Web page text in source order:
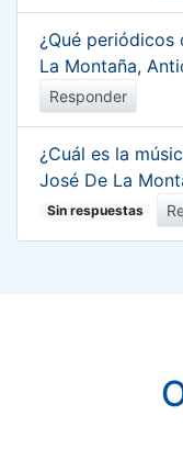
¿Qué periódicos
La Montaña,
Responder
¿Cuál es la
José De La
Sin respuestas